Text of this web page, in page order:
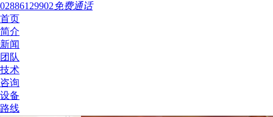
02886129902免费通话
首页
简介
新闻
团队
技术
咨询
设备
路线